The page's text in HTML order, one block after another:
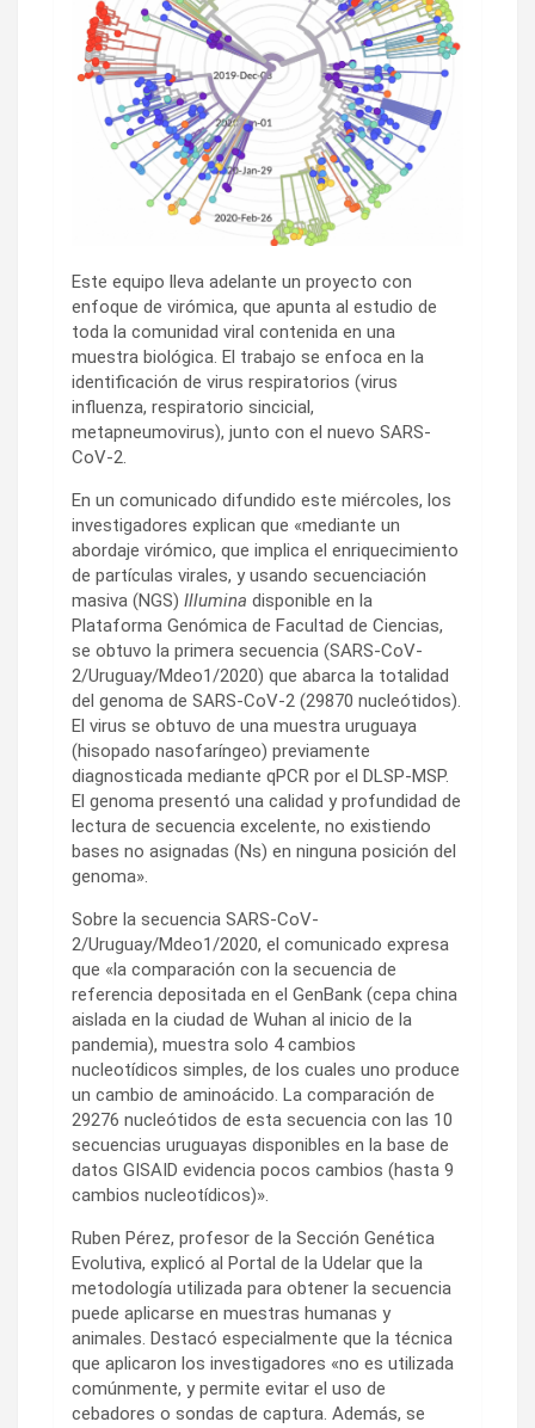
Este equipo lleva adelante un proyecto con
enfoque de virómica, que apunta al estudio de
toda la comunidad viral contenida en una
muestra biológica. El trabajo se enfoca en la
identificación de virus respiratorios (virus
influenza, respiratorio sincicial,
metapneumovirus), junto con el nuevo SARS-
CoV-2.
En un comunicado difundido este miércoles, los
investigadores explican que «mediante un
abordaje virómico, que implica el enriquecimiento
de partículas virales, y usando secuenciación
masiva (NGS) Illumina disponible en la
Plataforma Genómica de Facultad de Ciencias,
se obtuvo la primera secuencia (SARS-CoV-
2/Uruguay/Mdeo1/2020) que abarca la totalidad
del genoma de SARS-CoV-2 (29870 nucleótidos).
El virus se obtuvo de una muestra uruguaya
(hisopado nasofaríngeo) previamente
diagnosticada mediante qPCR por el DLSP-MSP.
El genoma presentó una calidad y profundidad de
lectura de secuencia excelente, no existiendo
bases no asignadas (Ns) en ninguna posición del
genoma».
Sobre la secuencia SARS-CoV-
2/Uruguay/Mdeo1/2020, el comunicado expresa
que «la comparación con la secuencia de
referencia depositada en el GenBank (cepa china
aislada en la ciudad de Wuhan al inicio de la
pandemia), muestra solo 4 cambios
nucleotídicos simples, de los cuales uno produce
un cambio de aminoácido. La comparación de
29276 nucleótidos de esta secuencia con las 10
secuencias uruguayas disponibles en la base de
datos GISAID evidencia pocos cambios (hasta 9
cambios nucleotídicos)».
Ruben Pérez, profesor de la Sección Genética
Evolutiva, explicó al Portal de la Udelar que la
metodología utilizada para obtener la secuencia
puede aplicarse en muestras humanas y
animales. Destacó especialmente que la técnica
que aplicaron los investigadores «no es utilizada
comúnmente, y permite evitar el uso de
cebadores o sondas de captura. Además, se